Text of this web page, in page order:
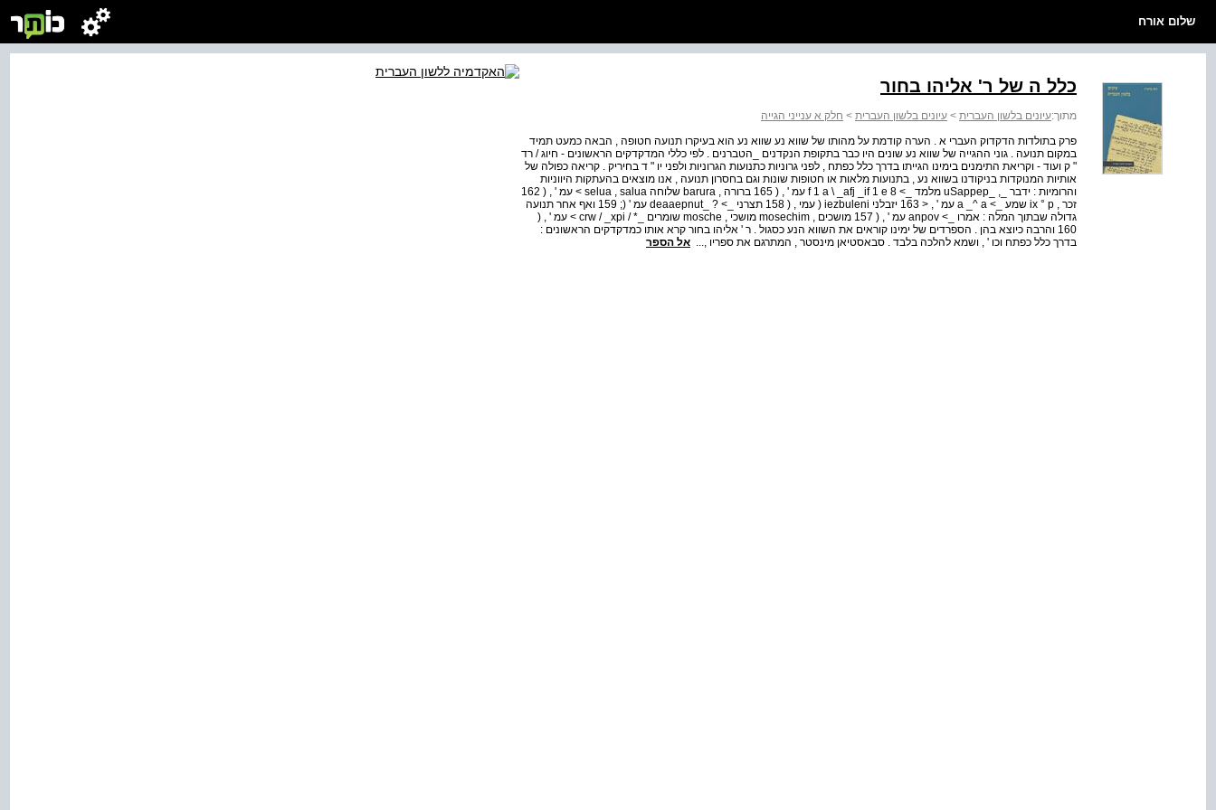
שלום אורח
כלל ה של ר' אליהו בחור
מתוך:עיונים בלשון העברית > עיונים בלשון העברית > חלק א ענייני הגייה
פרק בתולדות הדקדוק העברי א . הערה קודמת על מהותו של שווא נע שווא נע הוא בעיקרו תנועה חטופה , הבאה כמעט תמיד
במקום תנועה . גוני ההגייה של שווא נע שונים היו כבר בתקופת הנקדנים _הטברנים . לפי כללי המדקדקים הראשונים - חיוג / רד
" ק ועוד - וקריאת התימנים בימינו הגייתו בדרך כלל כפתח , לפני גרוניות כתנועות הגרוניות ולפני יו " ד בחיריק . קריאה כפולה של
אותיות המנוקדות בניקודנו בשווא נע , בתנועות מלאות או חטופות שונות וגם בחסרון תנועה , אנו מוצאים בהעתקות היווניות
והרומיות : ידבר _, _uSappep מלמד _> f 1 a \ _afj _if 1 e 8 עמ ' , ( 165 ברורה , barura שלוחה selua , salua > עמ ' , ( 162
זכר , ix ° p שמע _> a _^ a עמ ' , < 163 יזבלני iezbuleni ( עמי , ( 158 תצרני _> ? _deaaepnut עמ ' (; 159 ואף אחר תנועה
גדולה שבתוך המלה : אמרו _> anpov עמ ' , ( 157 מושכים , mosechim מושכי , mosche שומרים _* / crw / _xpi > עמ ' , (
160 והרבה כיוצא בהן . הספרדים של ימינו קוראים את השווא הנע כסגול . ר ' אליהו בחור קרא אותו כמדקדקים הראשונים :
בדרך כלל כפתח וכו ' , ושמא להלכה בלבד . סבאסטיאן מינסטר , המתרגם את ספריו ,... אל הספר